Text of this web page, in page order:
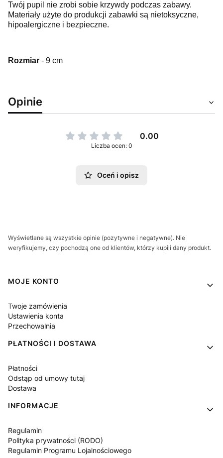
Twój pupil nie zrobi sobie krzywdy podczas zabawy.
Materiały użyte do produkcji zabawki są nietoksyczne,
hipoalergiczne i bezpieczne.
Rozmiar - 9 cm
Opinie
0.00
Liczba ocen: 0
Oceń i opisz
Wyświetlane są wszystkie opinie (pozytywne i negatywne). Nie
weryfikujemy, czy pochodzą one od klientów, którzy kupili dany produkt.
Linki w stopce
MOJE KONTO
Twoje zamówienia
Ustawienia konta
Przechowalnia
PŁATNOŚCI I DOSTAWA
Płatności
Odstąp od umowy tutaj
Dostawa
INFORMACJE
Regulamin
Polityka prywatności (RODO)
Regulamin Programu Lojalnościowego